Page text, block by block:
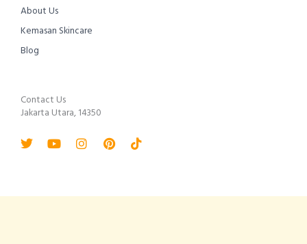
About Us
Kemasan Skincare
Blog
Contact Us
Jakarta Utara, 14350
TwitterYoutubeInstagram
PinterestTiktok